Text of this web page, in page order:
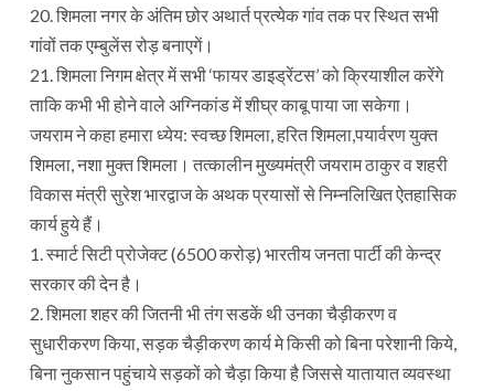
20. शिमला नगर के अंतिम छोर अथार्त प्रत्येक गांव तक पर स्थित सभी
गांवों तक एम्बुलेंस रोड़ बनाएगें।
21. शिमला निगम क्षेत्र में सभी ‘फायर डाइड्रेंटस’ को क्रियाशील करेंगे
ताकि कभी भी होने वाले अग्निकांड में शीघ्र काबू पाया जा सकेगा।
जयराम ने कहा हमारा ध्येय: स्वच्छ शिमला, हरित शिमला,पयार्वरण युक्त
शिमला, नशा मुक्त शिमला। तत्कालीन मुख्यमंत्री जयराम ठाकुर व शहरी
विकास मंत्री सुरेश भारद्वाज के अथक प्रयासों से निम्नलिखित ऐतहासिक
कार्य हुये हैं।
1. स्मार्ट सिटी प्रोजेक्ट (6500 करोड़) भारतीय जनता पार्टी की केन्द्र
सरकार की देन है।
2. शिमला शहर की जितनी भी तंग सडकें थी उनका चैड़ीकरण व
सुधारीकरण किया, सड़क चैड़ीकरण कार्य मे किसी को बिना परेशानी किये,
बिना नुकसान पहुंचाये सड़कों को चैड़ा किया है जिससे यातायात व्यवस्था